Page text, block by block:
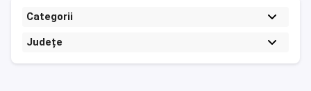
Categorii
Județe